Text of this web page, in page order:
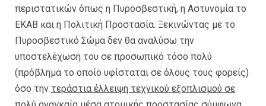
περιστατικών όπως η Πυροσβεστική, η Αστυνομία το
ΕΚΑΒ και η Πολιτική Προστασία. Ξεκινώντας με το
Πυροσβεστικό Σώμα δεν θα αναλύσω την
υποστελέχωση του σε προσωπικό τόσο πολύ
(πρόβλημα το οποίο υφίσταται σε όλους τους φορείς)
όσο την τεράστια έλλειψη τεχνικού εξοπλισμού σε